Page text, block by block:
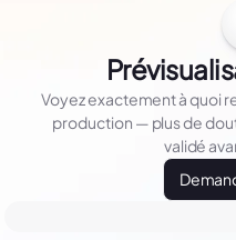
Voyez exactement à quoi
production — plus de
validé